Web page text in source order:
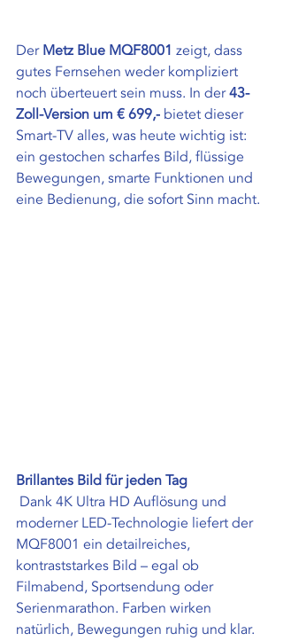
Der Metz Blue MQF8001 zeigt, dass
gutes Fernsehen weder kompliziert
noch überteuert sein muss. In der 43-
Zoll-Version um € 699,- bietet dieser
Smart-TV alles, was heute wichtig ist:
ein gestochen scharfes Bild, flüssige
Bewegungen, smarte Funktionen und
eine Bedienung, die sofort Sinn macht.
Brillantes Bild für jeden Tag
Dank 4K Ultra HD Auflösung und
moderner LED-Technologie liefert der
MQF8001 ein detailreiches,
kontraststarkes Bild – egal ob
Filmabend, Sportsendung oder
Serienmarathon. Farben wirken
natürlich, Bewegungen ruhig und klar.